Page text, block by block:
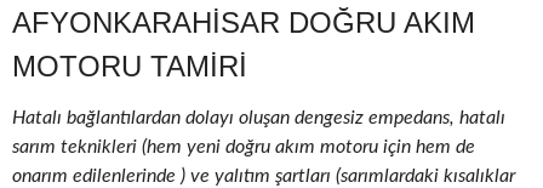
AFYONKARAHISAR DOĞRU AKIM
MOTORU TAMIRI
Hatalı bağlantılardan dolayı oluşan dengesiz empedans, hatalı
sarım teknikleri (hem yeni doğru akım motoru için hem de
onarım edilenlerinde ) ve yalıtım şartları (sarımlardaki kısalıklar